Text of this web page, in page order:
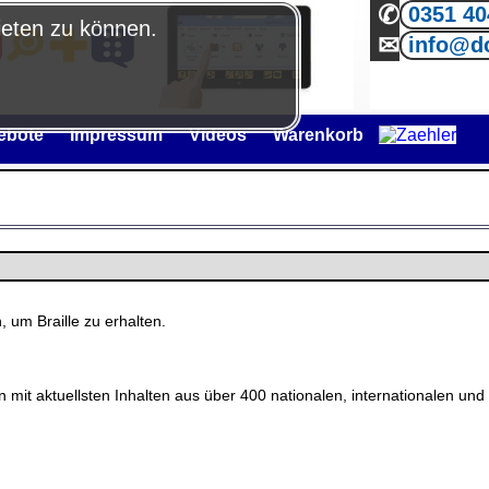
um Braille zu erhalten.
aktuellsten Inhalten aus über 400 nationalen, internationalen
Impressum Videos Warenkorb
✆0351
✉
zu können.